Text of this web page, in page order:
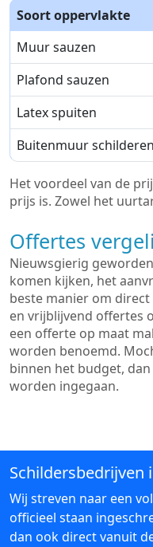
Soort oppervlakte
Muur sauzen
Plafond sauzen
Latex spuiten
Buitenmuur schilderen
Het voordeel van de
prijs is. Zowel het
Offertes
Nieuwsgierig
komen kijken, het
beste manier om
en vrijblijvend offertes
een offerte op maat
worden benoemd.
binnen het budget,
worden ingegaan.
Schildersbedrijven
Wij streven naar een
officieel staan
dan ook direct vanuit